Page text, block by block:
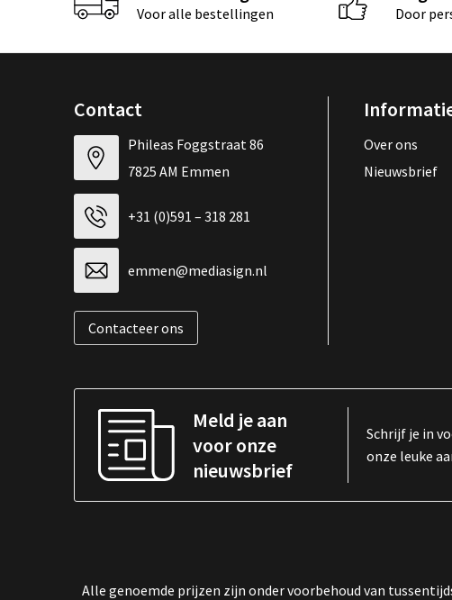
Voor alle bestellingen Door
Contact
Phileas Foggstraat 86
7825 AM Emmen
+31 (0)591 – 318 281
emmen@mediasign.nl
Contacteer ons
Over ons
Nieuwsbrief
Meld je aan
voor onze
nieuwsbrief
Schrijf je in
onze leuke
Alle genoemde prijzen zijn onder voorbehoud van